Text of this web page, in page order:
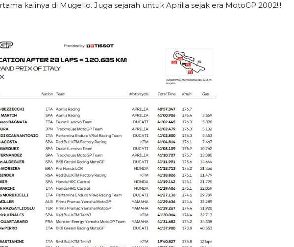
kalinya di Mugello. Juga sejarah untuk Aprilia sejak era MotoGP 2002!!!